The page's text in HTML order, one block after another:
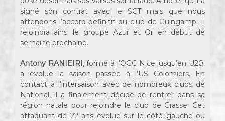
signé son contrat avec le SCT mais que nous
attendons l’accord définitif du club de Guingamp. Il
rejoindra ainsi le groupe Azur et Or en début de
semaine prochaine.
Antony RANIEIRI, formé à l’OGC Nice jusqu’en U20,
a évolué la saison passée à l’US Colomiers. En
contact à l’intersaison avec de nombreux clubs de
National, il a finalement décidé de rentrer dans sa
région natale pour rejoindre le club de Grasse. Cet
attaquant de 22 ans évolue sur le côté gauche ou